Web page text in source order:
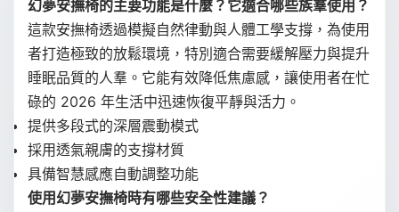
幻夢安撫椅的主要功能是什麼？它適合哪些族羣使用？
這款安撫椅透過模擬自然律動與人體工學支撐，為使用
者打造極致的放鬆環境，特別適合需要緩解壓力與提升
睡眠品質的人羣。它能有效降低焦慮感，讓使用者在忙
碌的 2026 年生活中迅速恢復平靜與活力。
提供多段式的深層震動模式
採用透氣親膚的支撐材質
具備智慧感應自動調整功能
使用幻夢安撫椅時有哪些安全性建議？